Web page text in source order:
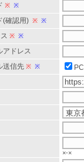
※ ※
(確認用) ※ ※
※ ※
アドレス
送信先 ※ ※ PC
×-×